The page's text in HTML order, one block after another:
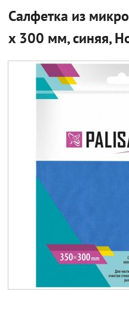
Салфетка из
x 300 мм, синяя,